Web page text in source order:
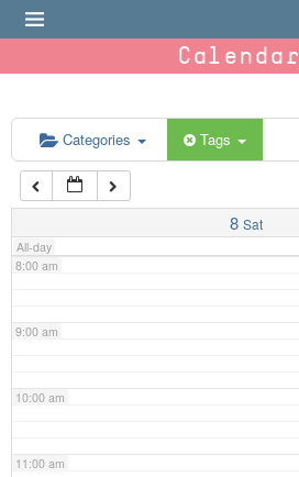
Calendar
Categories Tags
8 Sat
All-day
6:00 am
7:00 am
8:00 am
9:00 am
10:00 am
11:00 am